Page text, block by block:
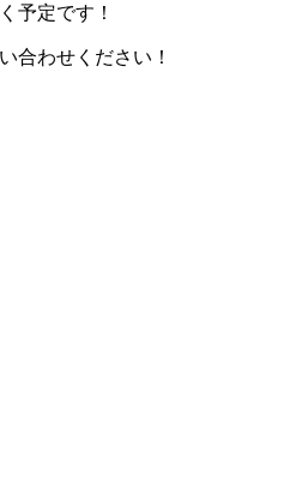
予定です！
合わせください！